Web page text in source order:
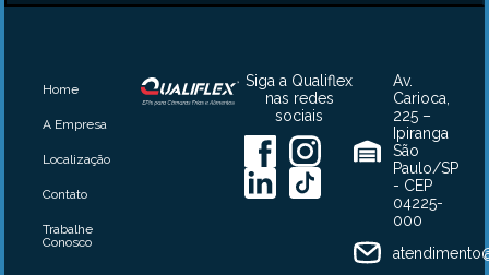
Av.
Carioca,
225 –
Ipiranga
São
Paulo/SP
- CEP
04225-
000
Siga a Qualiflex
nas redes
sociais
Home
A Empresa
Localização
Contato
Trabalhe
Conosco